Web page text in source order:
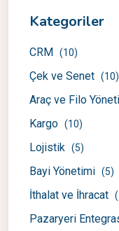
Kategoriler
CRM (10)
Çek ve Senet (10)
Araç ve Filo
Kargo (10)
Lojistik (5)
Bayi Yönetimi (5)
İthalat ve İhracat
Pazaryeri